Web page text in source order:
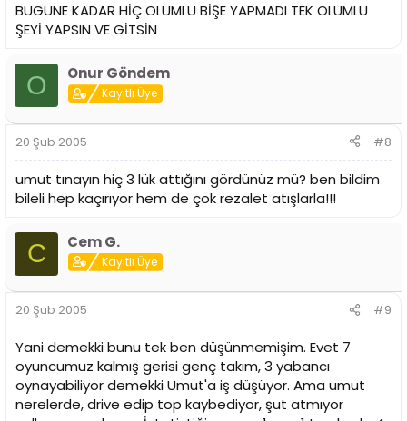
BUGUNE KADAR HİÇ OLUMLU BİŞE YAPMADI TEK OLUMLU
ŞEYİ YAPSIN VE GİTSİN
O Onur Göndem
Kayıtlı Üye
20 Şub 2005 #8
umut tınayın hiç 3 lük attığını gördünüz mü? ben bildim
bileli hep kaçırıyor hem de çok rezalet atışlarla!!!
C Cem G.
Kayıtlı Üye
20 Şub 2005 #9
Yani demekki bunu tek ben düşünmemişim. Evet 7
oyuncumuz kalmış gerisi genç takım, 3 yabancı
oynayabiliyor demekki Umut'a iş düşüyor. Ama umut
nerelerde, drive edip top kaybediyor, şut atmıyor